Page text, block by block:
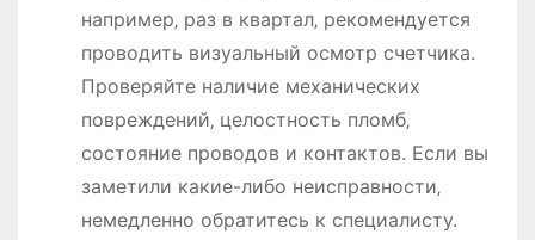
например‚ раз в квартал‚ рекомендуется
проводить визуальный осмотр счетчика.
Проверяйте наличие механических
повреждений‚ целостность пломб‚
состояние проводов и контактов. Если вы
заметили какие-либо неисправности‚
немедленно обратитесь к специалисту.